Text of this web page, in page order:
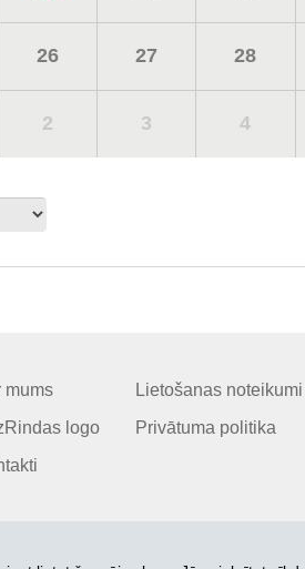
26 27 28
2 3 4
mums
logo
Lietošanas noteikumi
Privātuma politika